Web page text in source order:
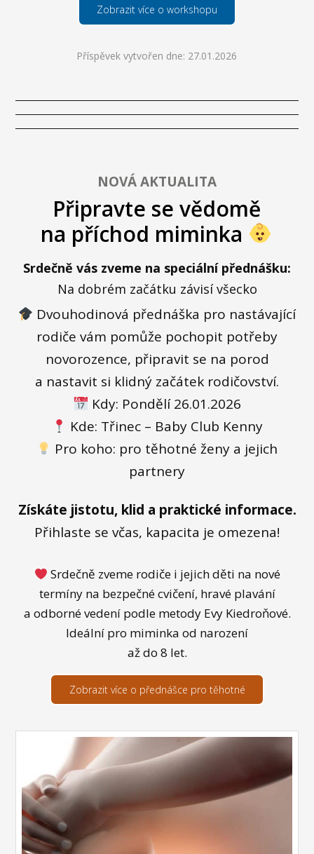
Zobrazit více o workshopu
Příspěvek vytvořen dne: 27.01.2026
NOVÁ AKTUALITA
Připravte se vědomě
na příchod miminka
Srdečně vás zveme na speciální přednášku:
Na dobrém začátku závisí všecko
Dvouhodinová přednáška pro nastávající
rodiče vám pomůže pochopit potřeby
novorozence, připravit se na porod
a nastavit si klidný začátek rodičovství.
Kdy: Pondělí 26.01.2026
Kde: Třinec – Baby Club Kenny
Pro koho: pro těhotné ženy a jejich
partnery
Získáte jistotu, klid a praktické informace.
Přihlaste se včas, kapacita je omezena!
Srdečně zveme rodiče i jejich děti na nové
termíny na bezpečné cvičení, hravé plavání
a odborné vedení podle metody Evy Kiedroňové.
Ideální pro miminka od narození
až do 8 let.
Zobrazit více o přednášce pro těhotné